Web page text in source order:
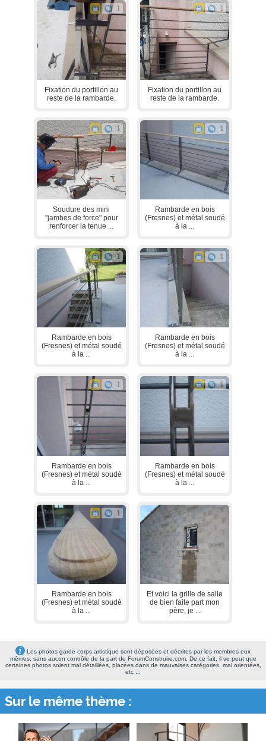
1
Fixation du portillon au
reste de la rambarde.
1
Fixation du portillon au
reste de la rambarde.
1
Soudure des mini
"jambes de force" pour
renforcer la tenue ...
1
Rambarde en bois
(Fresnes) et métal soudé
à la ...
1
Rambarde en bois
(Fresnes) et métal soudé
à la ...
1
Rambarde en bois
(Fresnes) et métal soudé
à la ...
1
Rambarde en bois
(Fresnes) et métal soudé
à la ...
1
Rambarde en bois
(Fresnes) et métal soudé
à la ...
1
Rambarde en bois
(Fresnes) et métal soudé
à la ...
Et voici la grille de salle
de bien faite part mon
père, je ...
Les photos garde corps artistique sont déposées et décrites par les membres eux
mêmes, sans aucun contrôle de la part de ForumConstruire.com. De ce fait, il se peut que
certaines photos soient mal détaillées, placées dans de mauvaises catégories, mal orientées,
etc ...
Sur le même thème :